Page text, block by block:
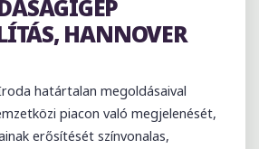
NEMZETKÖZI
KIÁLLÍTÁSA
HANNOVER
határtalan megoldásaival
piacon való megjelenését,
erősítését színvonalas,